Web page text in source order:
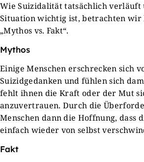
Wie Suizidalität tatsächlich verläuft
Situation wichtig ist, betrachten wir
„Mythos vs. Fakt“.
Mythos
Einige Menschen erschrecken sich
Suizidgedanken und fühlen sich
fehlt ihnen die Kraft oder der Mut
anzuvertrauen. Durch die
Menschen dann die Hoffnung, dass
einfach wieder von selbst
Fakt